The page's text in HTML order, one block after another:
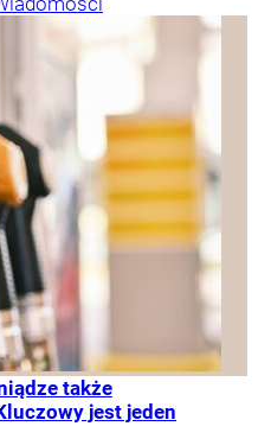
także
jest jeden